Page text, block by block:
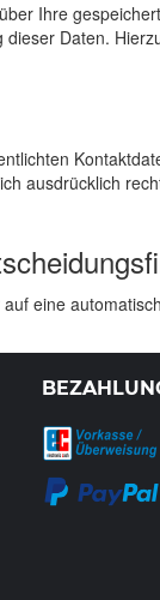
Ihre
Daten.
ausdrücklich
eine